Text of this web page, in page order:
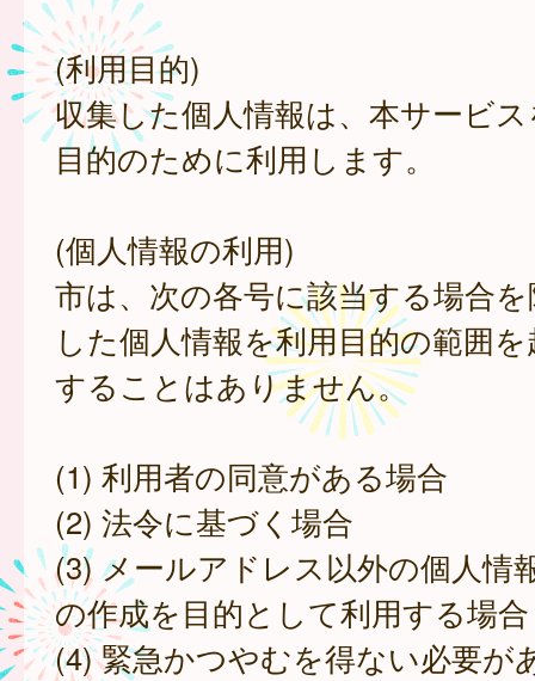
(利用目的)
収集した個人情報は、本サービ
目的のために利用します。
(個人情報の利用)
市は、次の各号に該当する場合
した個人情報を利用目的の範囲
することはありません。
(1) 利用者の同意がある場合
(2) 法令に基づく場合
(3) メールアドレス以外の個人情
の作成を目的として利用する場合
(4) 緊急かつやむを得ない必要が